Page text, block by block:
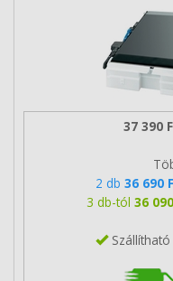
37 390
2 db 36 690
3 db-tól 36
Szállítható